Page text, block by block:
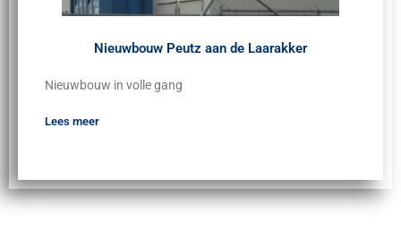
Nieuwbouw Peutz aan de Laarakker
Nieuwbouw in volle gang
Lees meer